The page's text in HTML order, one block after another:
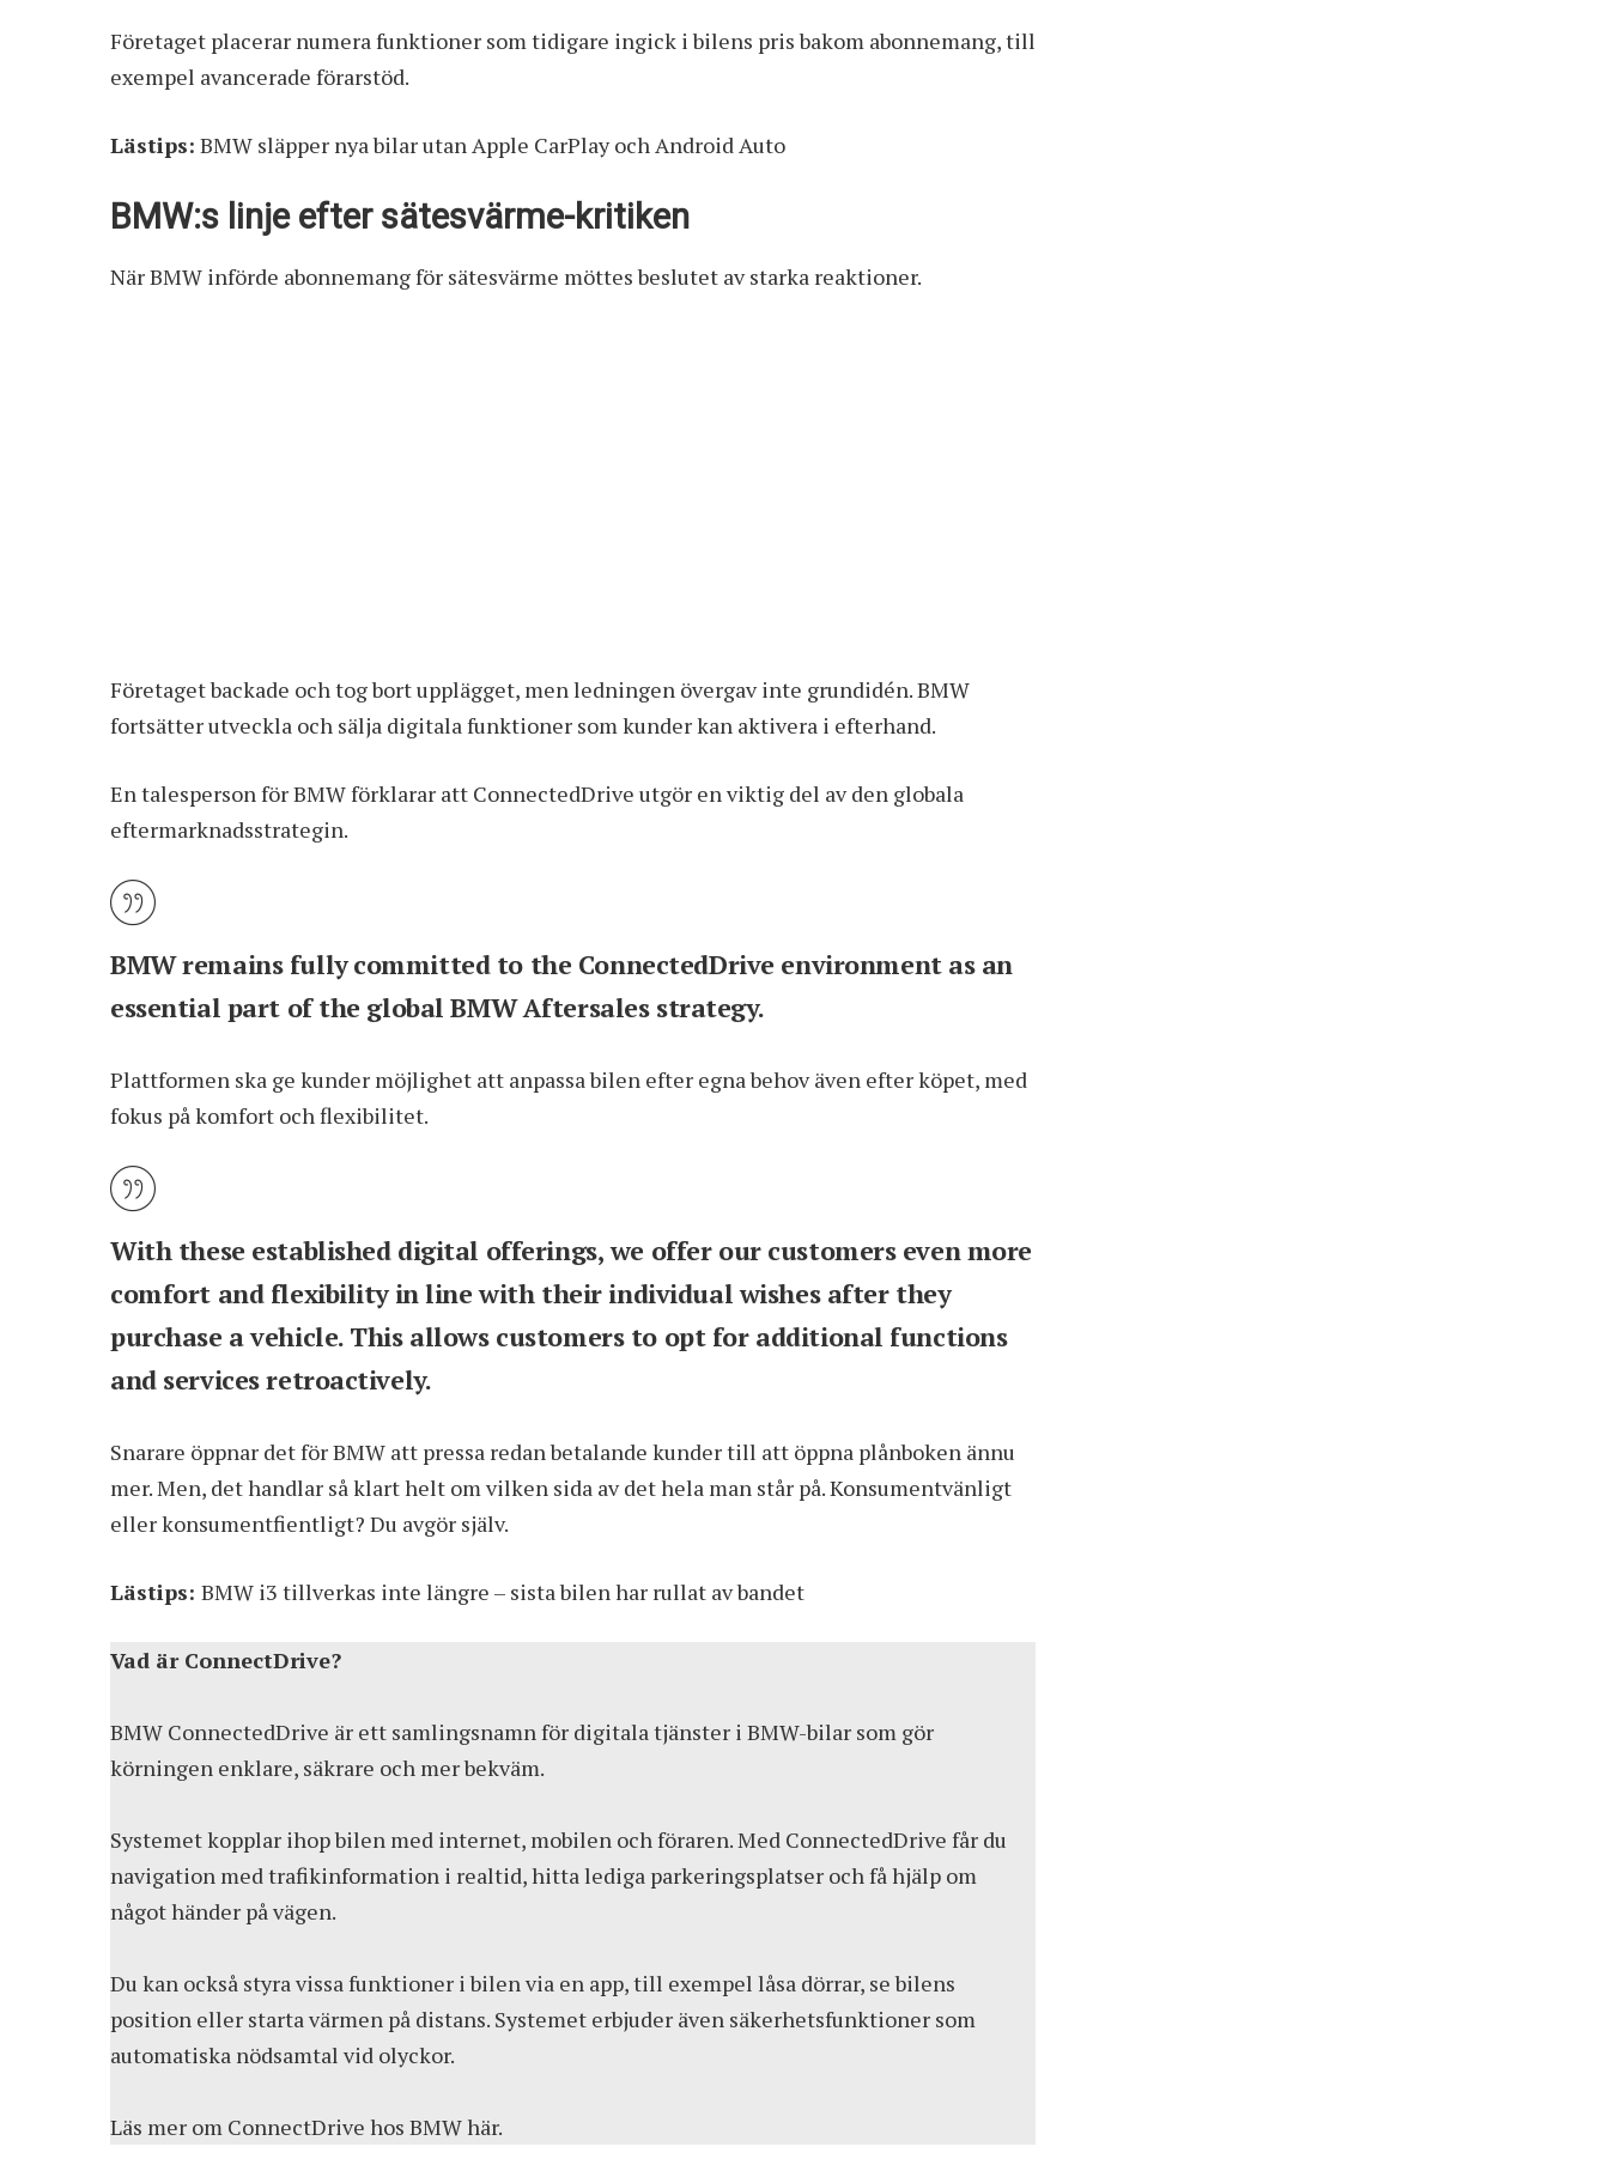
Företaget placerar numera funktioner som tidigare ingick i bilens pris bakom abonnemang, till
exempel avancerade förarstöd.
Lästips: BMW släpper nya bilar utan Apple CarPlay och Android Auto
BMW:s linje efter sätesvärme-kritiken
När BMW införde abonnemang för sätesvärme möttes beslutet av starka reaktioner.
Företaget backade och tog bort upplägget, men ledningen övergav inte grundidén. BMW
fortsätter utveckla och sälja digitala funktioner som kunder kan aktivera i efterhand.
En talesperson för BMW förklarar att ConnectedDrive utgör en viktig del av den globala
eftermarknadsstrategin.
BMW remains fully committed to the ConnectedDrive environment as an
essential part of the global BMW Aftersales strategy.
Plattformen ska ge kunder möjlighet att anpassa bilen efter egna behov även efter köpet, med
fokus på komfort och flexibilitet.
With these established digital offerings, we offer our customers even more
comfort and flexibility in line with their individual wishes after they
purchase a vehicle. This allows customers to opt for additional functions
and services retroactively.
Snarare öppnar det för BMW att pressa redan betalande kunder till att öppna plånboken ännu
mer. Men, det handlar så klart helt om vilken sida av det hela man står på. Konsumentvänligt
eller konsumentfientligt? Du avgör själv.
Lästips: BMW i3 tillverkas inte längre – sista bilen har rullat av bandet
Vad är ConnectDrive?
BMW ConnectedDrive är ett samlingsnamn för digitala tjänster i BMW-bilar som gör
körningen enklare, säkrare och mer bekväm.
Systemet kopplar ihop bilen med internet, mobilen och föraren. Med ConnectedDrive får du
navigation med trafikinformation i realtid, hitta lediga parkeringsplatser och få hjälp om
något händer på vägen.
Du kan också styra vissa funktioner i bilen via en app, till exempel låsa dörrar, se bilens
position eller starta värmen på distans. Systemet erbjuder även säkerhetsfunktioner som
automatiska nödsamtal vid olyckor.
Läs mer om ConnectDrive hos BMWhär.